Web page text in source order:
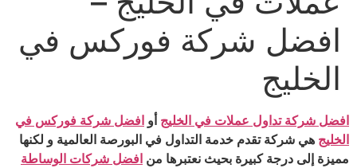
افضل شركة فوركس في
الخليج
افضل شركة تداول عملات في الخليج أو افضل شركة فوركس في
الخليج هي شركة تقدم خدمة التداول في البورصة العالمية و لكنها
مميزة إلى درجة كبيرة بحيث نعتبرها من افضل شركات الوساطة